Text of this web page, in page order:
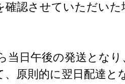
確認させていただいた
当日午後の発送となり
、原則的に翌日配達と